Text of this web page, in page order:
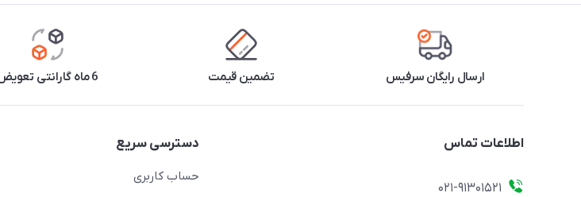
ارسال رایگان سرفیس تضمین قیمت 6 ماه گارانتی تعویض
اطلاعات تماس
021-91301521
دسترسی سریع
حساب کاربری